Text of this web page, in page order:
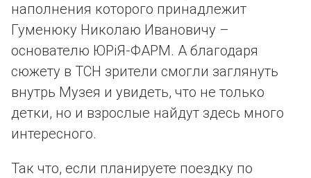
наполнения которого принадлежит
Гуменюку Николаю Ивановичу –
основателю ЮРіЯ-ФАРМ. А благодаря
сюжету в ТСН зрители смогли заглянуть
внутрь Музея и увидеть, что не только
детки, но и взрослые найдут здесь много
интересного.
Так что, если планируете поездку по